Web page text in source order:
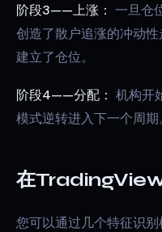
阶段3——上涨： 一旦仓
创造了散户追涨的冲动
建立了仓位。
阶段4——分配： 机构开
模式逆转进入下一个周期
在TradingView
您可以通过几个特征识